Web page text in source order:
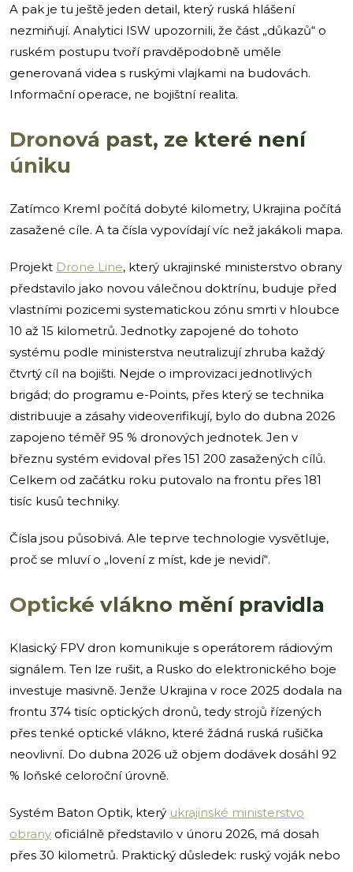
A pak je tu ještě jeden detail, který ruská hlášení
nezmiňují. Analytici ISW upozornili, že část „důkazů“ o
ruském postupu tvoří pravděpodobně uměle
generovaná videa s ruskými vlajkami na budovách.
Informační operace, ne bojištní realita.
Dronová past, ze které není
úniku
Zatímco Kreml počítá dobyté kilometry, Ukrajina počítá
zasažené cíle. A ta čísla vypovídají víc než jakákoli mapa.
Projekt Drone Line, který ukrajinské ministerstvo obrany
představilo jako novou válečnou doktrínu, buduje před
vlastními pozicemi systematickou zónu smrti v hloubce
10 až 15 kilometrů. Jednotky zapojené do tohoto
systému podle ministerstva neutralizují zhruba každý
čtvrtý cíl na bojišti. Nejde o improvizaci jednotlivých
brigád; do programu e-Points, přes který se technika
distribuuje a zásahy videoverifikují, bylo do dubna 2026
zapojeno téměř 95 % dronových jednotek. Jen v
březnu systém evidoval přes 151 200 zasažených cílů.
Celkem od začátku roku putovalo na frontu přes 181
tisíc kusů techniky.
Čísla jsou působivá. Ale teprve technologie vysvětluje,
proč se mluví o „lovení z míst, kde je nevidí“.
Optické vlákno mění pravidla
Klasický FPV dron komunikuje s operátorem rádiovým
signálem. Ten lze rušit, a Rusko do elektronického boje
investuje masivně. Jenže Ukrajina v roce 2025 dodala na
frontu 374 tisíc optických dronů, tedy strojů řízených
přes tenké optické vlákno, které žádná ruská rušička
neovlivní. Do dubna 2026 už objem dodávek dosáhl 92
% loňské celoroční úrovně.
Systém Baton Optik, který ukrajinské ministerstvo
obrany oficiálně představilo v únoru 2026, má dosah
přes 30 kilometrů. Praktický důsledek: ruský voják nebo